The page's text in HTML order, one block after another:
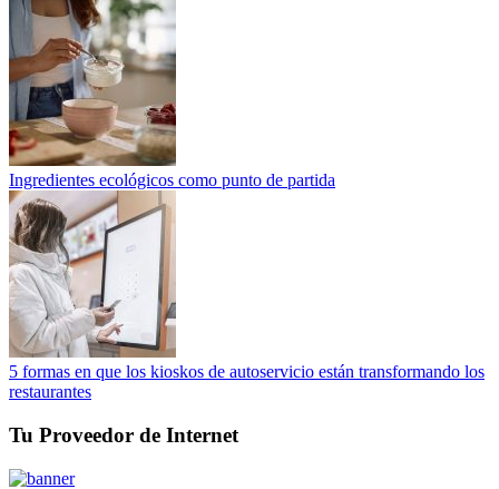
Ingredientes ecológicos como punto de partida
5 formas en que los kioskos de autoservicio están transformando los
restaurantes
Tu Proveedor de Internet